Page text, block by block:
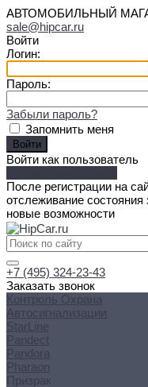
АВТОМОБИЛЬНЫЙ
sale@hipcar.ru
Войти
Логин:
Пароль:
Забыли пароль?
Запомнить меня
Войти как пользователь
После регистрации на
отслеживание состояния
новые возможности
+7 (495) 324-23-43
Заказать звонок
Контроль Охрана
Автосигнализации
StarLine
Pandect
Pandora
Pharaon
Призрак